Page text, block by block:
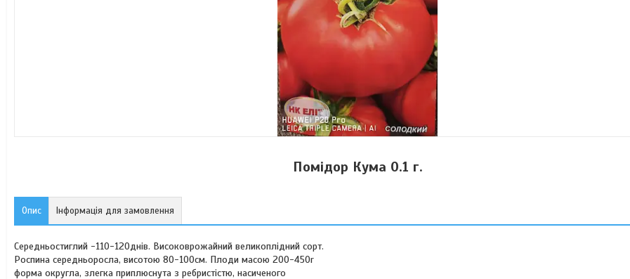
Помідор Кума 0.1 г.
Опис Інформація для замовлення
Середньостиглий -110-120днів. Високоврожайний великоплідний сорт.
Роспина середньоросла, висотою 80-100см. Плоди масою 200-450r
форма округла, злегка приплюснута з ребристістю, насиченого